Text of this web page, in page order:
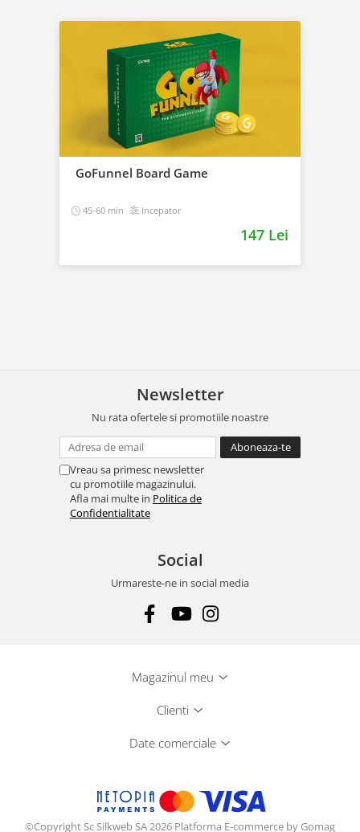
GoFunnel Board Game
45-60 min Incepator
147 Lei
Newsletter
Nu rata ofertele si promotiile noastre
Vreau sa primesc newsletter
cu promotiile magazinului.
Afla mai multe in Politica de
Confidentialitate
Social
Urmareste-ne in social media
Magazinul meu
Clienti
Date comerciale
©Copyright Sc Silkweb SA 2026 Platforma E-commerce by Gomag